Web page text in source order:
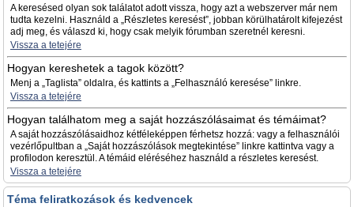
A keresésed olyan sok találatot adott vissza, hogy azt a webszerver már nem
tudta kezelni. Használd a „Részletes keresést”, jobban körülhatárolt kifejezést
adj meg, és válaszd ki, hogy csak melyik fórumban szeretnél keresni.
Vissza a tetejére
Hogyan kereshetek a tagok között?
Menj a „Taglista” oldalra, és kattints a „Felhasználó keresése” linkre.
Vissza a tetejére
Hogyan találhatom meg a saját hozzászólásaimat és témáimat?
A saját hozzászólásaidhoz kétféleképpen férhetsz hozzá: vagy a felhasználói
vezérlőpultban a „Saját hozzászólások megtekintése” linkre kattintva vagy a
profilodon keresztül. A témáid eléréséhez használd a részletes keresést.
Vissza a tetejére
Téma feliratkozások és kedvencek